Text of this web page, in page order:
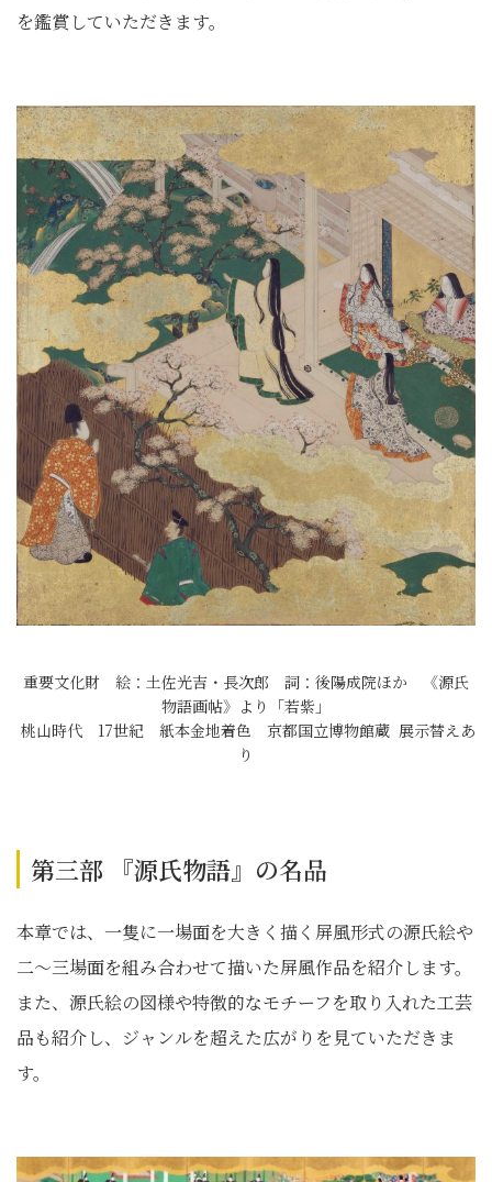
を鑑賞していただきます。
重要文化財 絵：土佐光吉・長次郎 詞：後陽成院ほか 《源氏
物語画帖》より「若紫」
桃山時代 17世紀 紙本金地着色 京都国立博物館蔵 展示替えあ
り
第三部 『源氏物語』の名品
本章では、一隻に一場面を大きく描く屏風形式の源氏絵や
二～三場面を組み合わせて描いた屏風作品を紹介します。
また、源氏絵の図様や特徴的なモチーフを取り入れた工芸
品も紹介し、ジャンルを超えた広がりを見ていただきま
す。